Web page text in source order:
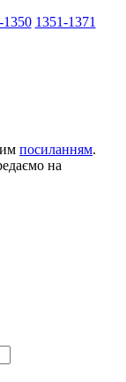
1350 1351-1371
посиланням.
на